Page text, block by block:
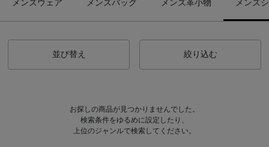
メンズウェア メンズバッグ メンズ革小物 メンズ
並び替え 絞り込む
お探しの商品が見つかりませんでした。
検索条件をゆるめに設定したり、
上位のジャンルで検索してください。